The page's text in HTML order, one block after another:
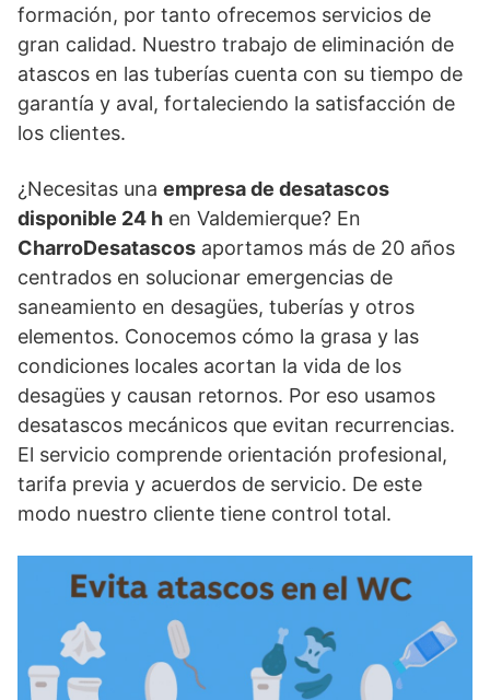
formación, por tanto ofrecemos servicios de
gran calidad. Nuestro trabajo de eliminación de
atascos en las tuberías cuenta con su tiempo de
garantía y aval, fortaleciendo la satisfacción de
los clientes.
¿Necesitas una empresa de desatascos
disponible 24 h en Valdemierque? En
CharroDesatascos aportamos más de 20 años
centrados en solucionar emergencias de
saneamiento en desagües, tuberías y otros
elementos. Conocemos cómo la grasa y las
condiciones locales acortan la vida de los
desagües y causan retornos. Por eso usamos
desatascos mecánicos que evitan recurrencias.
El servicio comprende orientación profesional,
tarifa previa y acuerdos de servicio. De este
modo nuestro cliente tiene control total.